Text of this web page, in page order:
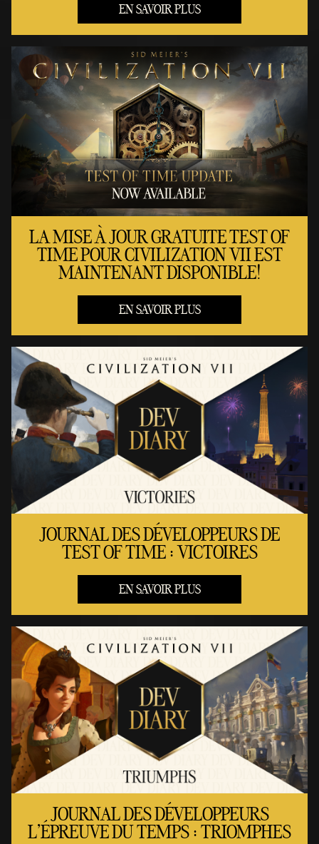
EN SAVOIR PLUS
LA MISE À JOUR GRATUITE TEST OF
TIME POUR CIVILIZATION VII EST
MAINTENANT DISPONIBLE!
EN SAVOIR PLUS
JOURNAL DES DÉVELOPPEURS DE
TEST OF TIME : VICTOIRES
EN SAVOIR PLUS
JOURNAL DES DÉVELOPPEURS
L'ÉPREUVE DU TEMPS : TRIOMPHES